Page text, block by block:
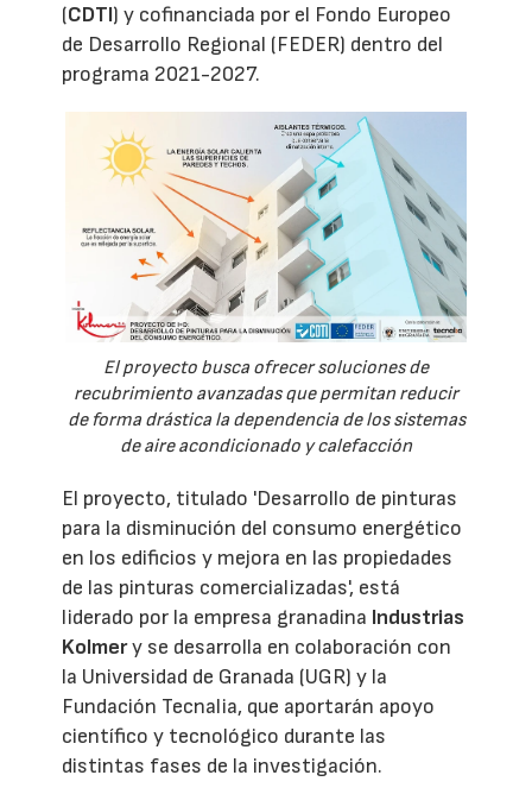
(CDTI) y cofinanciada por el Fondo Europeo
de Desarrollo Regional (FEDER) dentro del
programa 2021-2027.
El proyecto busca ofrecer soluciones de
recubrimiento avanzadas que permitan reducir
de forma drástica la dependencia de los sistemas
de aire acondicionado y calefacción
El proyecto, titulado 'Desarrollo de pinturas
para la disminución del consumo energético
en los edificios y mejora en las propiedades
de las pinturas comercializadas', está
liderado por la empresa granadina Industrias
Kolmery se desarrolla en colaboración con
la Universidad de Granada (UGR) y la
Fundación Tecnalia, que aportarán apoyo
científico y tecnológico durante las
distintas fases de la investigación.